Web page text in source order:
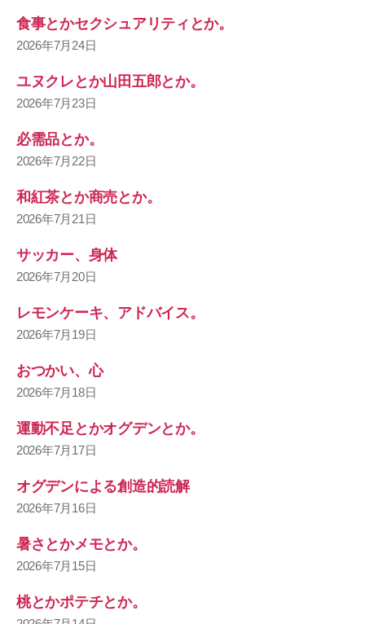
食事とかセクシュアリティとか。
2026年7月24日
ユヌクレとか山田五郎とか。
2026年7月23日
必需品とか。
2026年7月22日
和紅茶とか商売とか。
2026年7月21日
サッカー、身体
2026年7月20日
レモンケーキ、アドバイス。
2026年7月19日
おつかい、心
2026年7月18日
運動不足とかオグデンとか。
2026年7月17日
オグデンによる創造的読解
2026年7月16日
暑さとかメモとか。
2026年7月15日
桃とかポテチとか。